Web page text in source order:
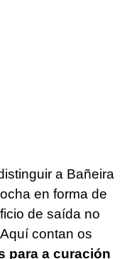
a Bañeira
en forma de
de saída no
contan os
para a curación